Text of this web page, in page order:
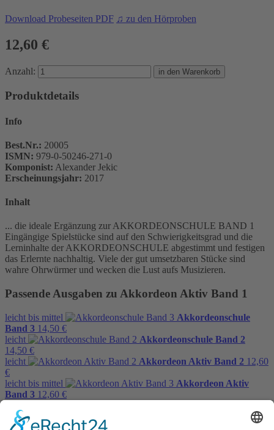
Download Probeseiten PDF ♫ zu den Hörproben
12,60 €
Anzahl:
Produktdetails
Info
Best.Nr.: 20005
ISMN: 979-0-50246-271-0
Komponist: Alexander Jekic
Erscheinungsjahr: 2017
Inhalt
... die ideale Ergänzung zur AKKORDEONSCHULE BAND 1
Eingängige Spielstücke sind auf den Schwierigkeitsgrad und die
Lerninhalte der AKKORDEONSCHULE abgestimmt und festigen
das Erlernte nachhaltig. Viele der gut umsetzbaren Stücke sind
wahre Ohrwürmer und wecken die Lust aufs Musizieren.
Passende Ausgaben zu Akkordeon Aktiv Band 1
leicht bis mittel
Akkordeonschule
Band 3 14,50 €
leicht
Akkordeonschule Band 2
14,50 €
leicht
Akkordeon Aktiv Band 2 12,60
€
leicht bis mittel
Akkordeon Aktiv
Band 3 12,60 €
dazu 10,80 €